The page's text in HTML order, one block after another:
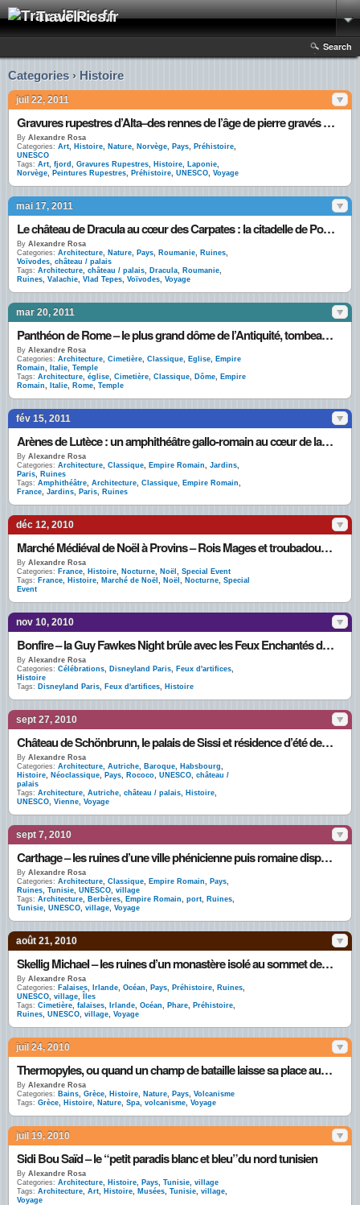
TravelPics.fr
Search
Categories › Histoire
juil 22, 2011
Gravures rupestres d’Alta–des rennes de l’âge de pierre gravés le long des fjords
By Alexandre Rosa
Categories: Art, Histoire, Nature, Norvège, Pays, Préhistoire,
UNESCO
Tags: Art, fjord , Gravures Rupestres, Histoire, Laponie,
Norvège, Peintures Rupestres, Préhistoire, UNESCO, Voyage
mai 17, 2011
Le château de Dracula au cœur des Carpates : la citadelle de Poenari
By Alexandre Rosa
Categories: Architecture, Nature, Pays, Roumanie, Ruines,
Voïvodes, château / palais
Tags: Architecture, château / palais, Dracula, Roumanie,
Ruines, Valachie, Vlad Tepes, Voïvodes, Voyage
mar 20, 2011
Panthéon de Rome – le plus grand dôme de l’Antiquité, tombeau des grands Hommes
By Alexandre Rosa
Categories: Architecture, Cimetière, Classique, Eglise, Empire
Romain, Italie, Temple
Tags: Architecture, église, Cimetière, Classique, Dôme, Empire
Romain, Italie, Rome, Temple
fév 15, 2011
Arènes de Lutèce : un amphithéâtre gallo-romain au cœur de la capitale
By Alexandre Rosa
Categories: Architecture, Classique, Empire Romain, Jardins,
Paris, Ruines
Tags: Amphithéâtre, Architecture, Classique, Empire Romain,
France, Jardins, Paris, Ruines
déc 12, 2010
Marché Médiéval de Noël à Provins – Rois Mages et troubadours animent banquet et bal d’époque
By Alexandre Rosa
Categories: France, Histoire, Nocturne, Noël , Special Event
Tags: France, Histoire, Marché de Noël , Noël , Nocturne, Special
Event
nov 10, 2010
Bonfire – la Guy Fawkes Night brûle avec les Feux Enchantés de Mickey au Disney Village
By Alexandre Rosa
Categories: Célébrations, Disneyland Paris, Feux d'artifices,
Histoire
Tags: Disneyland Paris, Feux d'artifices, Histoire
sept 27, 2010
Château de Schönbrunn, le palais de Sissi et résidence d’été des Habsbourg
By Alexandre Rosa
Categories: Architecture, Autriche, Baroque, Habsbourg,
Histoire, Néoclassique, Pays, Rococo, UNESCO, château /
palais
Tags: Architecture, Autriche, château / palais, Histoire,
UNESCO, Vienne, Voyage
sept 7, 2010
Carthage – les ruines d’une ville phénicienne puis romaine dispersées dans une banlieue hupée
By Alexandre Rosa
Categories: Architecture, Classique, Empire Romain, Pays,
Ruines, Tunisie, UNESCO, village
Tags: Architecture, Berbères, Empire Romain, port, Ruines,
Tunisie, UNESCO, village, Voyage
août 21, 2010
Skellig Michael – les ruines d’un monastère isolé au sommet de l’île aux macareux
By Alexandre Rosa
Categories: Falaises, Irlande, Océan, Pays, Préhistoire, Ruines,
UNESCO, village,
Îles
Tags: Cimetière, falaises, Irlande, Océan, Phare, Préhistoire,
Ruines, UNESCO, village, Voyage
juil 24, 2010
Thermopyles, ou quand un champ de bataille laisse sa place aux sources chaudes
By Alexandre Rosa
Categories: Bains, Grèce, Histoire, Nature, Pays, Volcanisme
Tags: Grèce, Histoire, Nature, Spa, volcanisme, Voyage
juil 19, 2010
Sidi Bou Saïd – le “petit paradis blanc et bleu”du nord tunisien
By Alexandre Rosa
Categories: Architecture, Histoire, Pays, Tunisie, village
Tags: Architecture, Art, Histoire, Musées, Tunisie, village,
Voyage